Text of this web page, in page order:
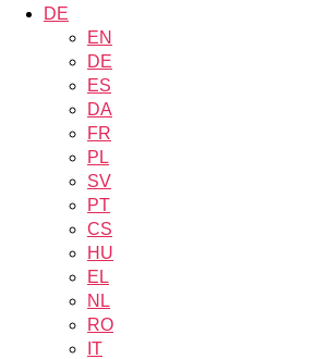
DE
EN
DE
ES
DA
FR
PL
SV
PT
CS
HU
EL
NL
RO
IT